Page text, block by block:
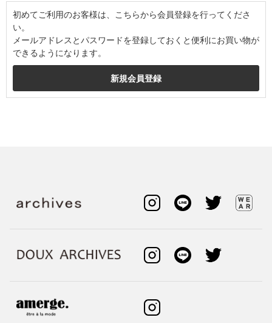
初めてご利用のお客様は、こちらから会員登録を行ってくださ
い。
メールアドレスとパスワードを登録しておくと便利にお買い物が
できるようになります。